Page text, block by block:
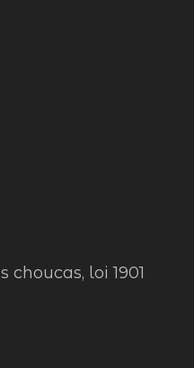
choucas, loi 1901